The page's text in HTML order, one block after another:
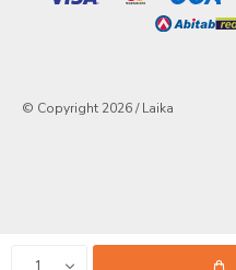
© Copyright 2026 / Laika